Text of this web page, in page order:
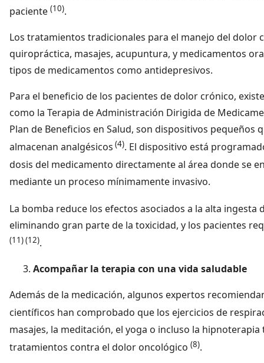
paciente (10).
Los tratamientos tradicionales para el manejo del
quiropráctica, masajes, acupuntura, y medicamentos
tipos de medicamentos como antidepresivos.
Para el beneficio de los pacientes de dolor crónico,
como la Terapia de Administración Dirigida de
Plan de Beneficios en Salud, son dispositivos
almacenan analgésicos (4). El dispositivo está
dosis del medicamento directamente al área donde se
mediante un proceso mínimamente invasivo.
La bomba reduce los efectos asociados a la alta ingesta
eliminando gran parte de la toxicidad, y los pacientes
(11) (12).
Acompañar la terapia con una vida saludable
Además de la medicación, algunos expertos
científicos han comprobado que los ejercicios de
masajes, la meditación, el yoga o incluso la
tratamientos contra el dolor oncológico (8).